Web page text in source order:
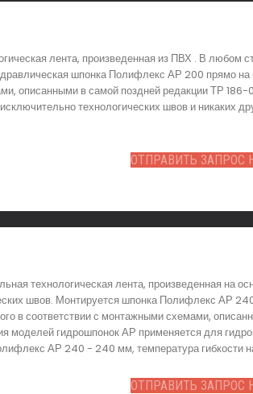
лента, произведенная из ПВХ . В любом
шпонка Полифлекс АР 200 прямо
описанными в самой поздней редакции ТР
технологических швов и
ОТПРАВИТЬ ЗАПРОС
технологическая лента, произведенная на
швов. Монтируется шпонка Полифлекс АР
в соответствии с монтажными схемами,
моделей гидрошпонок АР применяется для
АР 240 - 240 мм, температура гибкости
ОТПРАВИТЬ ЗАПРОС